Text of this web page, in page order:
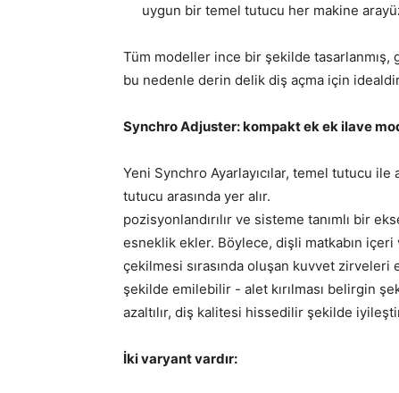
uygun bir temel tutucu her makine
Tüm modeller ince bir şekilde tasarlanmış,
bu nedenle derin delik diş açma için
Synchro Adjuster: kompakt ek ek ilave
Yeni Synchro Ayarlayıcılar, temel tutucu ile
tutucu arasında yer alır.
pozisyonlandırılır ve sisteme tanımlı bir
esneklik ekler. Böylece, dişli matkabın içeri
çekilmesi sırasında oluşan kuvvet zirveleri
şekilde emilebilir - alet kırılması belirgin
azaltılır, diş kalitesi hissedilir şekilde
İki varyant vardır: